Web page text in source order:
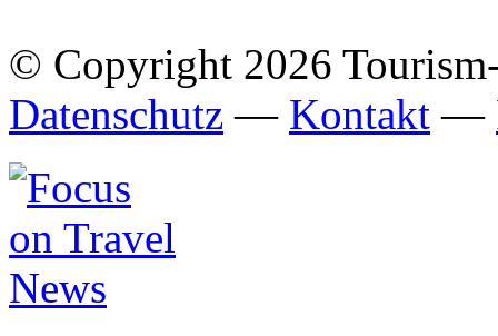
© Copyright 2026
Datenschutz — Kontakt —